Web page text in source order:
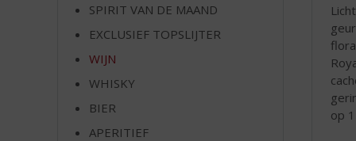
op
SPIRIT VAN DE MAAND
EXCLUSIEF TOPSLIJTER
WIJN
WHISKY
BIER
APERITIEF